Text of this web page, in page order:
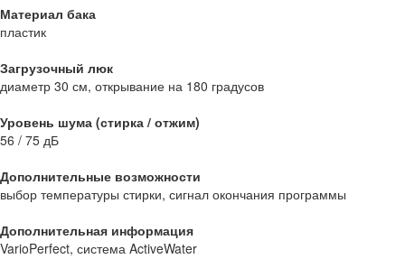
Материал бака
пластик
Загрузочный люк
диаметр 30 см, открывание на 180 градусов
Уровень шума (стирка / отжим)
56 / 75 дБ
Дополнительные возможности
выбор температуры стирки, сигнал окончания программы
Дополнительная информация
VarioPerfect, система ActiveWater